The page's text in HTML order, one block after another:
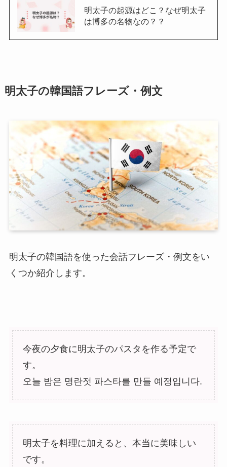
明太子の起源はどこ？なぜ明太子
は博多の名物なの？？
明太子の韓国語フレーズ・例文
明太子の韓国語を使った会話フレーズ・例文をい
くつか紹介します。
今夜の夕食に明太子のパスタを作る予定で
す。
오늘 밤은 명란젓 파스타를 만들 예정입니다.
明太子を料理に加えると、本当に美味しい
です。